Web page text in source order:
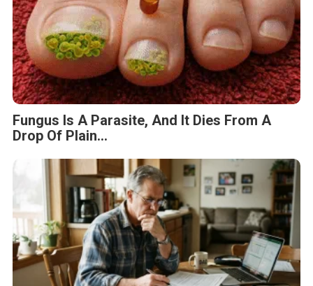
Fungus Is A Parasite, And It Dies From A
Drop Of Plain...